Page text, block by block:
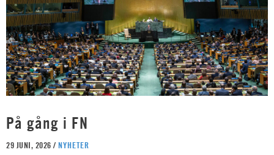
På gång i FN
29 JUNI, 2026 / NYHETER